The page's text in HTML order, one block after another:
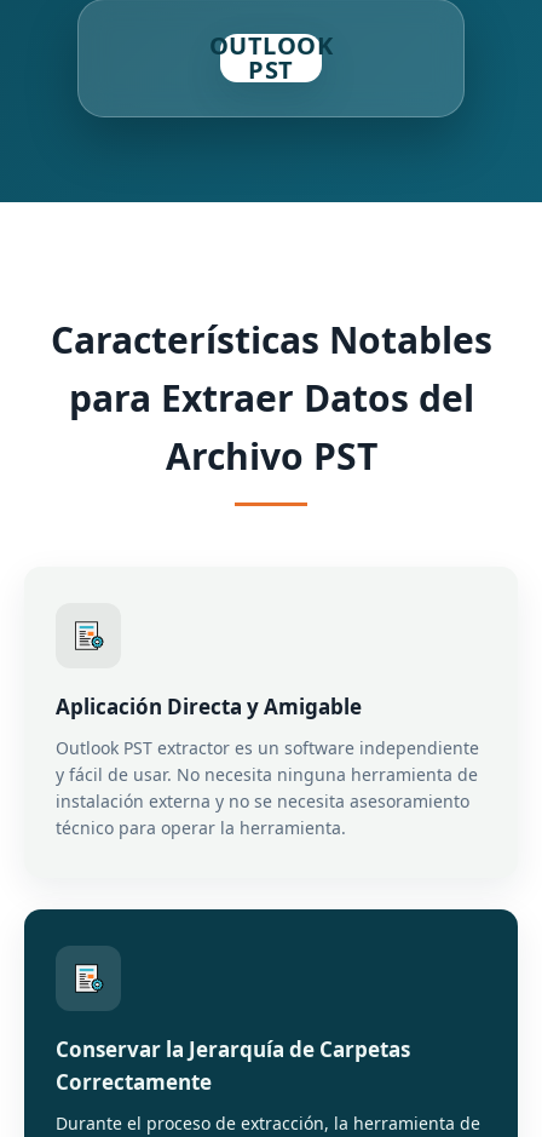
OUTLOOK
PST
Características Notables
para Extraer Datos del
Archivo PST
Aplicación Directa y Amigable
Outlook PST extractor es un software independiente
y fácil de usar. No necesita ninguna herramienta de
instalación externa y no se necesita asesoramiento
técnico para operar la herramienta.
Conservar la Jerarquía de Carpetas
Correctamente
Durante el proceso de extracción, la herramienta de